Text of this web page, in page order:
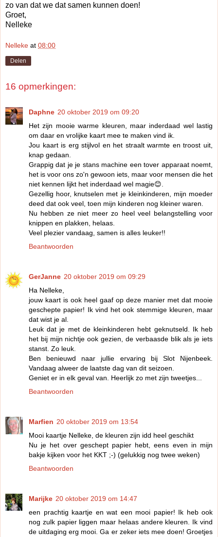
zo van dat we dat samen kunnen doen!
Groet,
Nelleke
Nelleke at 08:00
Delen
16 opmerkingen:
Daphne 20 oktober 2019 om 09:20
Het zijn mooie warme kleuren, maar inderdaad wel lastig
om daar en vrolijke kaart mee te maken vind ik.
Jou kaart is erg stijlvol en het straalt warmte en troost uit,
knap gedaan.
Grappig dat je je stans machine een tover apparaat noemt,
het is voor ons zo'n gewoon iets, maar voor mensen die het
niet kennen lijkt het inderdaad wel magie😊.
Gezellig hoor, knutselen met je kleinkinderen, mijn moeder
deed dat ook veel, toen mijn kinderen nog kleiner waren.
Nu hebben ze niet meer zo heel veel belangstelling voor
knippen en plakken, helaas.
Veel plezier vandaag, samen is alles leuker!!
Beantwoorden
GerJanne 20 oktober 2019 om 09:29
Ha Nelleke,
jouw kaart is ook heel gaaf op deze manier met dat mooie
geschepte papier! Ik vind het ook stemmige kleuren, maar
dat wist je al.
Leuk dat je met de kleinkinderen hebt geknutseld. Ik heb
het bij mijn nichtje ook gezien, de verbaasde blik als je iets
stanst. Zo leuk.
Ben benieuwd naar jullie ervaring bij Slot Nijenbeek.
Vandaag alweer de laatste dag van dit seizoen.
Geniet er in elk geval van. Heerlijk zo met zijn tweetjes...
Beantwoorden
Marfien 20 oktober 2019 om 13:54
Mooi kaartje Nelleke, de kleuren zijn idd heel geschikt
Nu je het over geschept papier hebt, eens even in mijn
bakje kijken voor het KKT ;-) (gelukkig nog twee weken)
Beantwoorden
Marijke 20 oktober 2019 om 14:47
een prachtig kaartje en wat een mooi papier! Ik heb ook
nog zulk papier liggen maar helaas andere kleuren. Ik vind
de uitdaging erg mooi. Ga er zeker iets mee doen! Groetjes